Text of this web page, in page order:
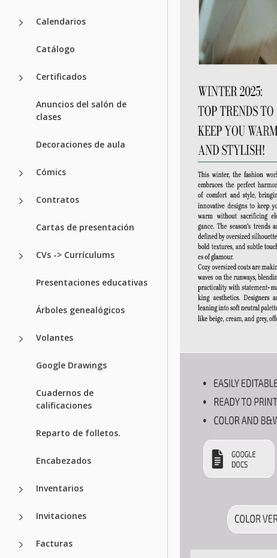
Calendarios
Catálogo
Certificados
Anuncios del salón de
clases
Decoraciones de aula
Cómics
Contratos
Cartas de presentación
CVs -> Currículums
Presentaciones educativas
Árboles genealógicos
Volantes
Google Drawings
Cuadernos de
calificaciones
Reparto de folletos.
Encabezados
Inventarios
Invitaciones
Facturas